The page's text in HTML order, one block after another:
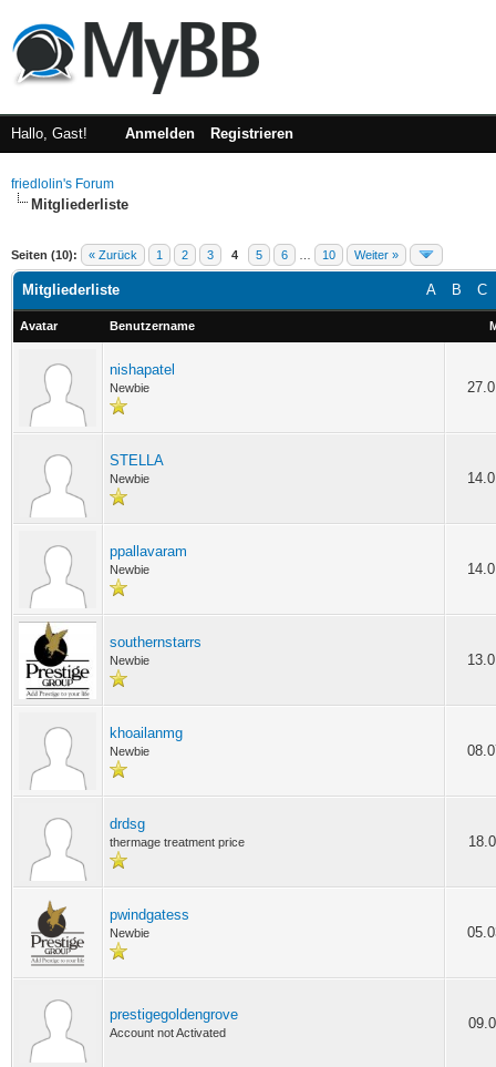
Hallo, Gast! Anmelden Registrieren
friedlolin's Forum
Mitgliederliste
Seiten (10): « Zurück 1 2 3 4 5 6 10 Weiter »
A B C
Mitgliederliste
Avatar Benutzername
nishapatel
Newbie
STELLA
Newbie
ppallavaram
Newbie
southernstarrs
Newbie
khoailanmg
Newbie
drdsg
thermage treatment price
pwindgatess
Newbie
prestigegoldengrove
Account not Activated